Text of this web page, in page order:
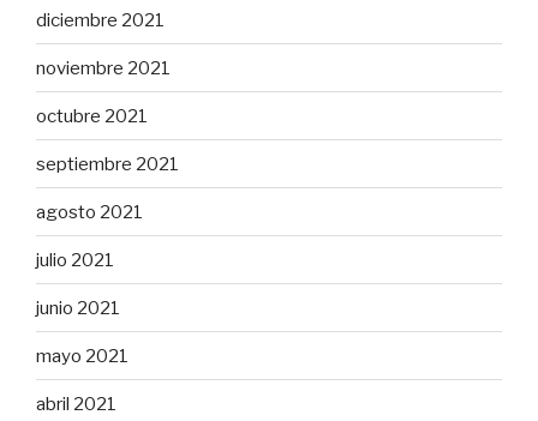
diciembre 2021
noviembre 2021
octubre 2021
septiembre 2021
agosto 2021
julio 2021
junio 2021
mayo 2021
abril 2021